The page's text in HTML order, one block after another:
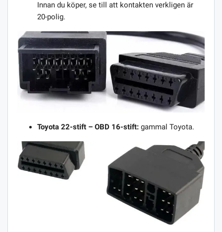
Innan du köper, se till att kontakten verkligen är
20-polig.
Toyota 22-stift – OBD 16-stift: gammal Toyota.